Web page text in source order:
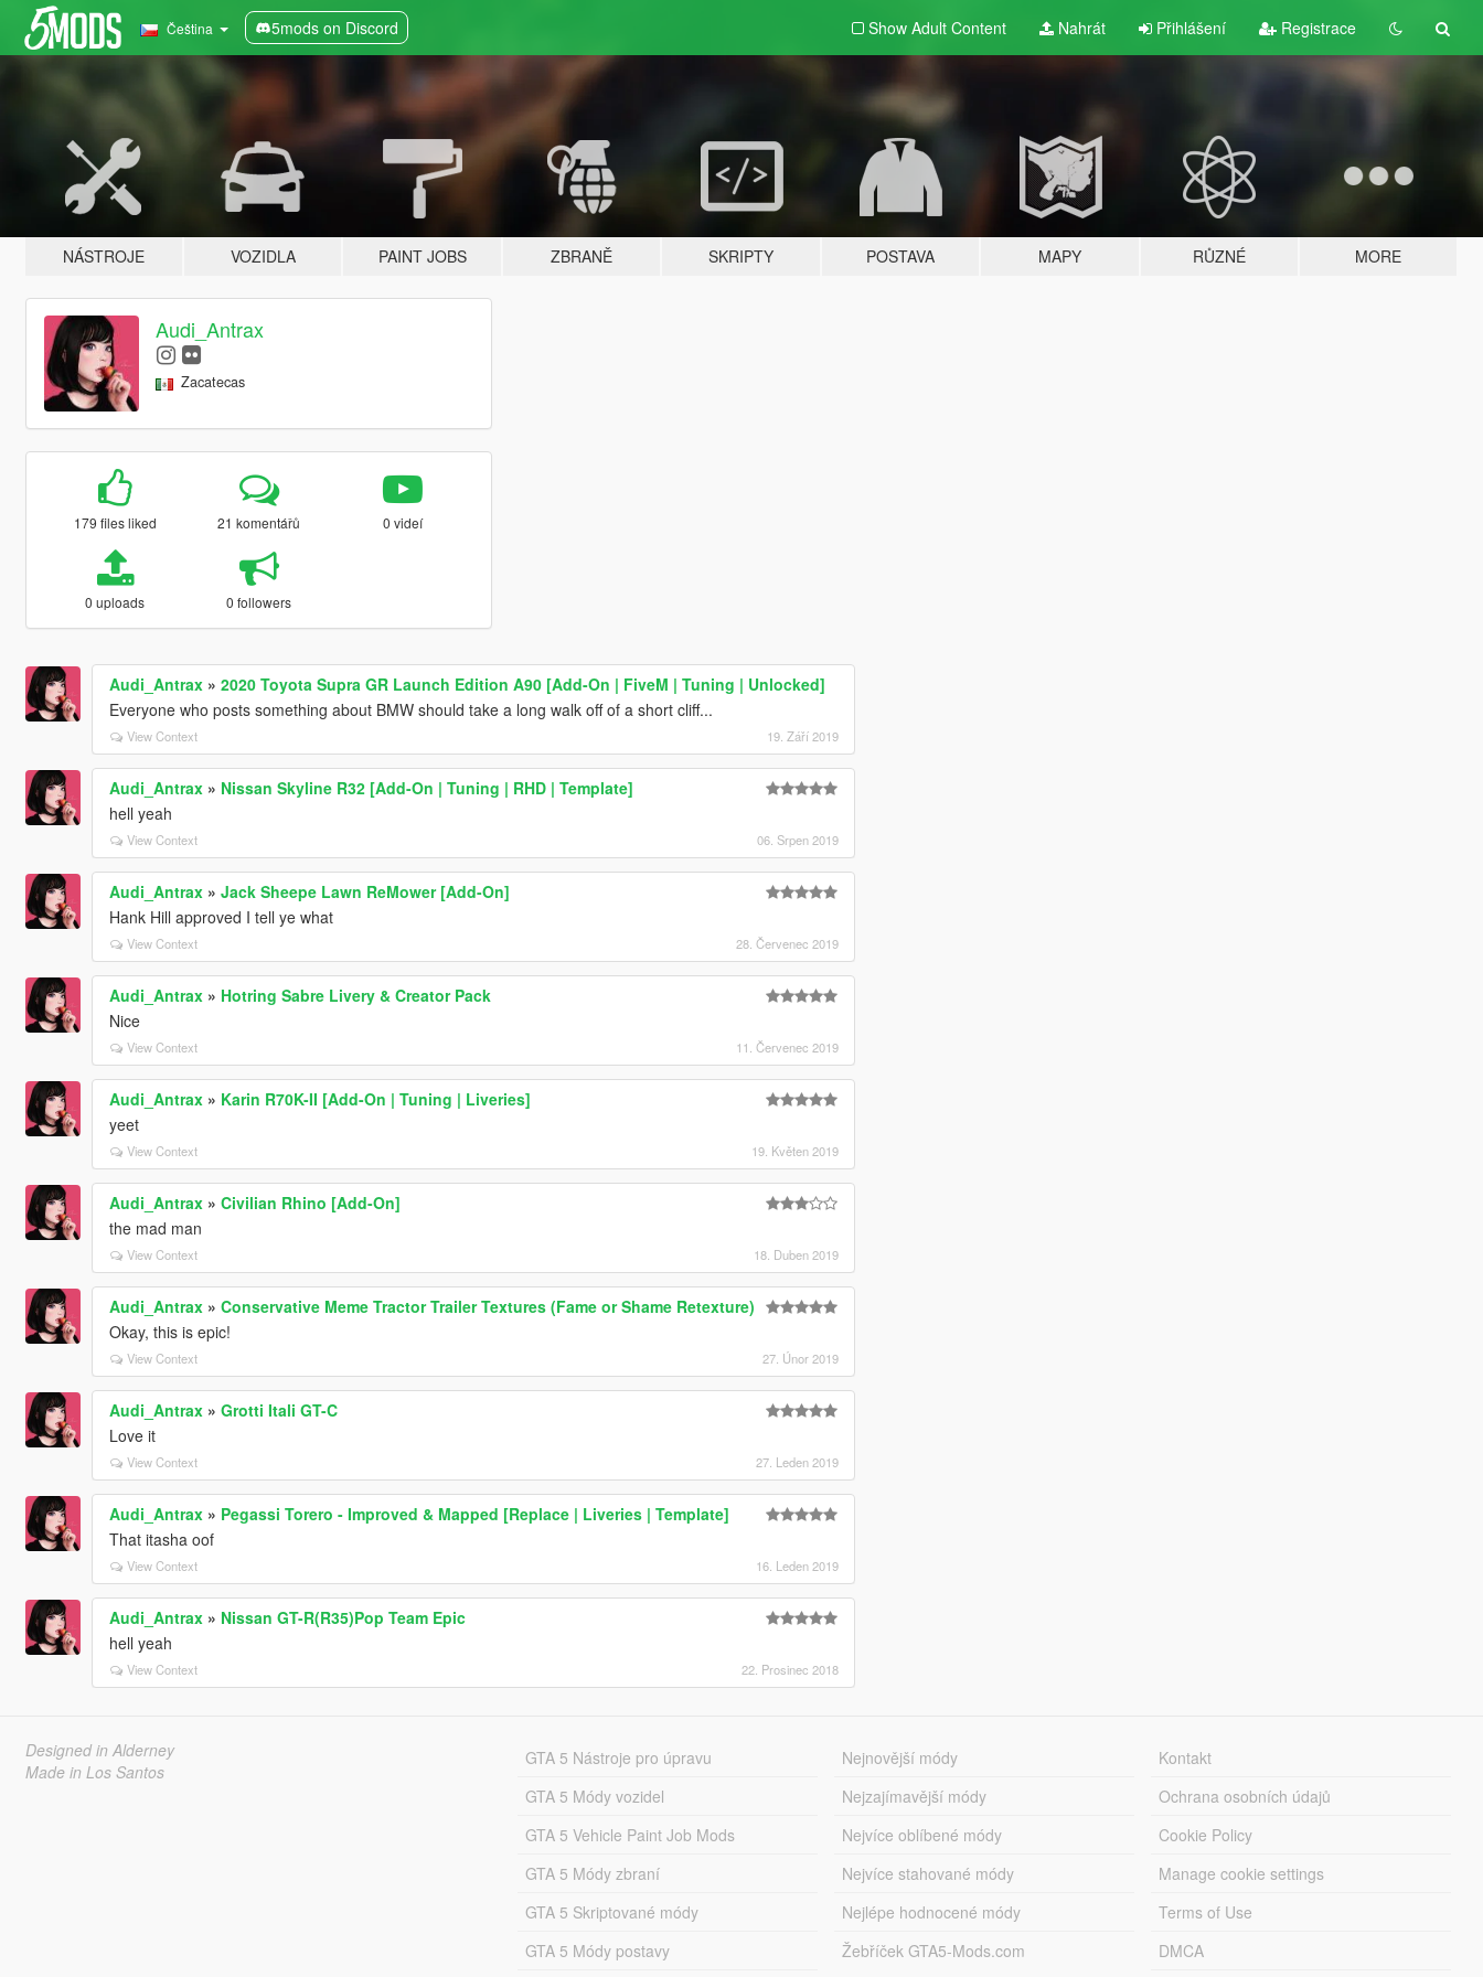
Čeština 5mods on Discord Show Adult Content Nahrát Přihlášení Registrace
NÁSTROJE VOZIDLA PAINT JOBS ZBRANĚ SKRIPTY POSTAVA MAPY RŮZNÉ MORE
Audi_Antrax
Zacatecas
179 files liked 21 komentářů 0 videí
0 uploads 0 followers
Audi_Antrax» 2020 Toyota Supra GR Launch Edition A90 [Add-On | FiveM | Tuning | Unlocked]
Everyone who posts something about BMW should take a long walk off of a short cliff...
View Context 19. Září 2019
Audi_Antrax» Nissan Skyline R32 [Add-On | Tuning | RHD | Template]
hell yeah
View Context 06. Srpen 2019
Audi_Antrax» Jack Sheepe Lawn ReMower [Add-On]
Hank Hill approved I tell ye what
View Context 28. Červenec 2019
Audi_Antrax» Hotring Sabre Livery & Creator Pack
Nice
View Context 11. Červenec 2019
Audi_Antrax» Karin R70K-II [Add-On | Tuning | Liveries]
yeet
View Context 19. Květen 2019
Audi_Antrax» Civilian Rhino [Add-On]
the mad man
View Context 18. Duben 2019
Audi_Antrax» Conservative Meme Tractor Trailer Textures (Fame or Shame Retexture)
Okay, this is epic!
View Context 27. Únor 2019
Audi_Antrax» Grotti Itali GT-C
Love it
View Context 27. Leden 2019
Audi_Antrax» Pegassi Torero - Improved & Mapped [Replace | Liveries | Template]
That itasha oof
View Context 16. Leden 2019
Audi_Antrax» Nissan GT-R(R35)Pop Team Epic
hell yeah
View Context 22. Prosinec 2018
Designed in Alderney
Made in Los Santos
GTA 5 Nástroje pro úpravu
GTA 5 Módy vozidel
GTA 5 Vehicle Paint Job Mods
GTA 5 Módy zbraní
GTA 5 Skriptované módy
GTA 5 Módy postavy
Nejnovější módy
Nejzajímavější módy
Nejvíce oblíbené módy
Nejvíce stahované módy
Nejlépe hodnocené módy
Žebříček GTA5-Mods.com
Kontakt
Ochrana osobních údajů
Cookie Policy
Manage cookie settings
Terms of Use
DMCA